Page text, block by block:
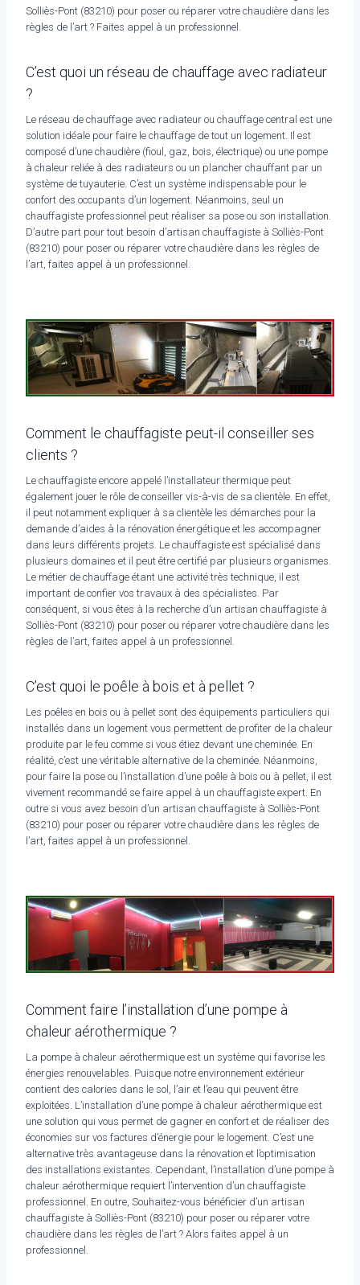
Solliès-Pont (83210) pour poser ou réparer votre chaudière dans les
règles de l’art ? Faites appel à un professionnel.
C’est quoi un réseau de chauffage avec radiateur
?
Le réseau de chauffage avec radiateur ou chauffage central est une
solution idéale pour faire le chauffage de tout un logement. Il est
composé d’une chaudière (fioul, gaz, bois, électrique) ou une pompe
à chaleur reliée à des radiateurs ou un plancher chauffant par un
système de tuyauterie. C’est un système indispensable pour le
confort des occupants d’un logement. Néanmoins, seul un
chauffagiste professionnel peut réaliser sa pose ou son installation.
D’autre part pour tout besoin d’artisan chauffagiste à Solliès-Pont
(83210) pour poser ou réparer votre chaudière dans les règles de
l’art, faites appel à un professionnel.
Comment le chauffagiste peut-il conseiller ses
clients ?
Le chauffagiste encore appelé l’installateur thermique peut
également jouer le rôle de conseiller vis-à-vis de sa clientèle. En effet,
il peut notamment expliquer à sa clientèle les démarches pour la
demande d’aides à la rénovation énergétique et les accompagner
dans leurs différents projets. Le chauffagiste est spécialisé dans
plusieurs domaines et il peut être certifié par plusieurs organismes.
Le métier de chauffage étant une activité très technique, il est
important de confier vos travaux à des spécialistes. Par
conséquent, si vous êtes à la recherche d’un artisan chauffagiste à
Solliès-Pont (83210) pour poser ou réparer votre chaudière dans les
règles de l’art, faites appel à un professionnel.
C’est quoi le poêle à bois et à pellet ?
Les poêles en bois ou à pellet sont des équipements particuliers qui
installés dans un logement vous permettent de profiter de la chaleur
produite par le feu comme si vous étiez devant une cheminée. En
réalité, c’est une véritable alternative de la cheminée. Néanmoins,
pour faire la pose ou l’installation d’une poêle à bois ou à pellet, il est
vivement recommandé se faire appel à un chauffagiste expert. En
outre si vous avez besoin d’un artisan chauffagiste à Solliès-Pont
(83210) pour poser ou réparer votre chaudière dans les règles de
l’art, faites appel à un professionnel.
Comment faire l’installation d’une pompe à
chaleur aérothermique ?
La pompe à chaleur aérothermique est un système qui favorise les
énergies renouvelables. Puisque notre environnement extérieur
contient des calories dans le sol, l’air et l’eau qui peuvent être
exploitées. L’installation d’une pompe à chaleur aérothermique est
une solution qui vous permet de gagner en confort et de réaliser des
économies sur vos factures d’énergie pour le logement. C’est une
alternative très avantageuse dans la rénovation et l’optimisation
des installations existantes. Cependant, l’installation d’une pompe à
chaleur aérothermique requiert l’intervention d’un chauffagiste
professionnel. En outre, Souhaitez-vous bénéficier d’un artisan
chauffagiste à Solliès-Pont (83210) pour poser ou réparer votre
chaudière dans les règles de l’art ? Alors faites appel à un
professionnel.